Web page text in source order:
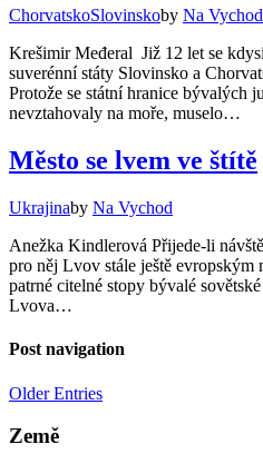
ChorvatskoSlovinskoby Na Vychod
Krešimir Međeral Již 12 let se
suverénní státy Slovinsko a
Protože se státní hranice bývalých
nevztahovaly na moře, muselo…
Město se lvem ve štítě
Ukrajinaby Na Vychod
Anežka Kindlerová Přijede-li
pro něj Lvov stále ještě evropským
patrné citelné stopy bývalé
Lvova…
Post navigation
Older Entries
Země